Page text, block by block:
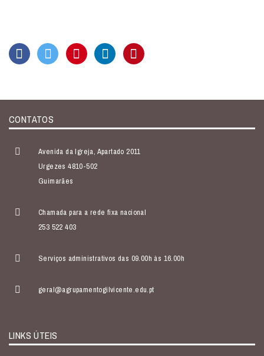
CONTATOS
Avenida da Igreja, Apartado 2011
Urgezes 4810-502
Guimarães
Chamada para a rede fixa nacional
253 522 403
Serviços administrativos das 09.00h às 16.00h
geral@agrupamentogilvicente.edu.pt
LINKS ÚTEIS